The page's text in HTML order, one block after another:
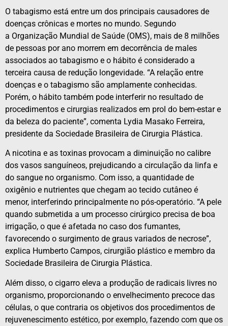
O tabagismo está entre um dos principais causadores de
doenças crônicas e mortes no mundo. Segundo
a Organização Mundial de Saúde (OMS), mais de 8 milhões
de pessoas por ano morrem em decorrência de males
associados ao tabagismo e o hábito é considerado a
terceira causa de redução longevidade. “A relação entre
doenças e o tabagismo são amplamente conhecidas.
Porém, o hábito também pode interferir no resultado de
procedimentos e cirurgias realizados em prol do bem-estar e
da beleza do paciente”, comenta Lydia Masako Ferreira,
presidente da Sociedade Brasileira de Cirurgia Plástica.
A nicotina e as toxinas provocam a diminuição no calibre
dos vasos sanguíneos, prejudicando a circulação da linfa e
do sangue no organismo. Com isso, a quantidade de
oxigênio e nutrientes que chegam ao tecido cutâneo é
menor, interferindo principalmente no pós-operatório. “A pele
quando submetida a um processo cirúrgico precisa de boa
irrigação, o que é afetada no caso dos fumantes,
favorecendo o surgimento de graus variados de necrose”,
explica Humberto Campos, cirurgião plástico e membro da
Sociedade Brasileira de Cirurgia Plástica.
Além disso, o cigarro eleva a produção de radicais livres no
organismo, proporcionando o envelhecimento precoce das
células, o que contraria os objetivos dos procedimentos de
rejuvenescimento estético, por exemplo, fazendo com que os